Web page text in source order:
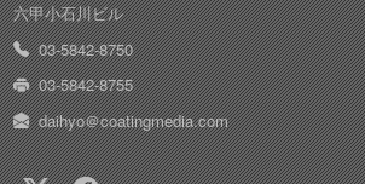
六甲小石川ビル
03-5842-8750
03-5842-8755
daihyo＠coatingmedia.com